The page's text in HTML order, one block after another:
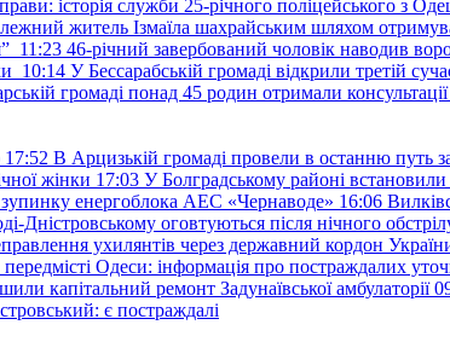
історія служби 25-річного поліцейського з
житель Ізмаїла шахрайським шляхом
11:23 46-річний завербований чоловік наводив
10:14 У Бессарабській громаді відкрили третій
громаді понад 45 родин отримали
17:52 В Арцизькій громаді провели в останню путь
жінки 17:03 У Болградському районі
зупинку енергоблока АЕС «Чернаводе» 16:06
Дністровському оговтуються після нічного
ухилянтів через державний кордон
Одеси: інформація про постраждалих
капітальний ремонт Задунаївської амбулаторії
є постраждалі